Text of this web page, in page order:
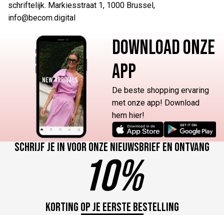
schriftelijk. Markiesstraat 1, 1000 Brussel,
info@becom.digital
DOWNLOAD ONZE
APP
De beste shopping ervaring
met onze app! Download
hem hier!
Schrijf je in voor onze nieuwsbrief en ontvang
10%
KORTING OP JE EERSTE BESTELLING